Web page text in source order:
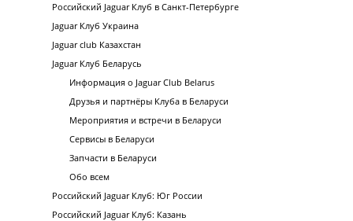
Российский Jaguar Клуб в Санкт-Петербурге
Jaguar Клуб Украина
Jaguar club Казахстан
Jaguar Клуб Беларусь
Информация о Jaguar Club Belarus
Друзья и партнёры Клуба в Беларуси
Мероприятия и встречи в Беларуси
Сервисы в Беларуси
Запчасти в Беларуси
Обо всем
Российский Jaguar Клуб: Юг России
Российский Jaguar Клуб: Казань